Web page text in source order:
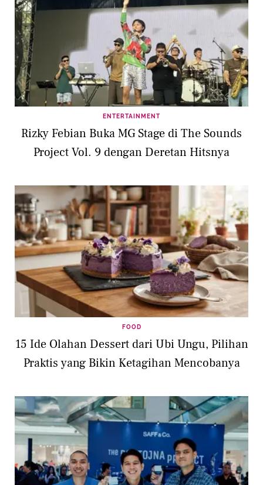
ENTERTAINMENT
Rizky Febian Buka MG Stage di The Sounds
Project Vol. 9 dengan Deretan Hitsnya
FOOD
15 Ide Olahan Dessert dari Ubi Ungu, Pilihan
Praktis yang Bikin Ketagihan Mencobanya